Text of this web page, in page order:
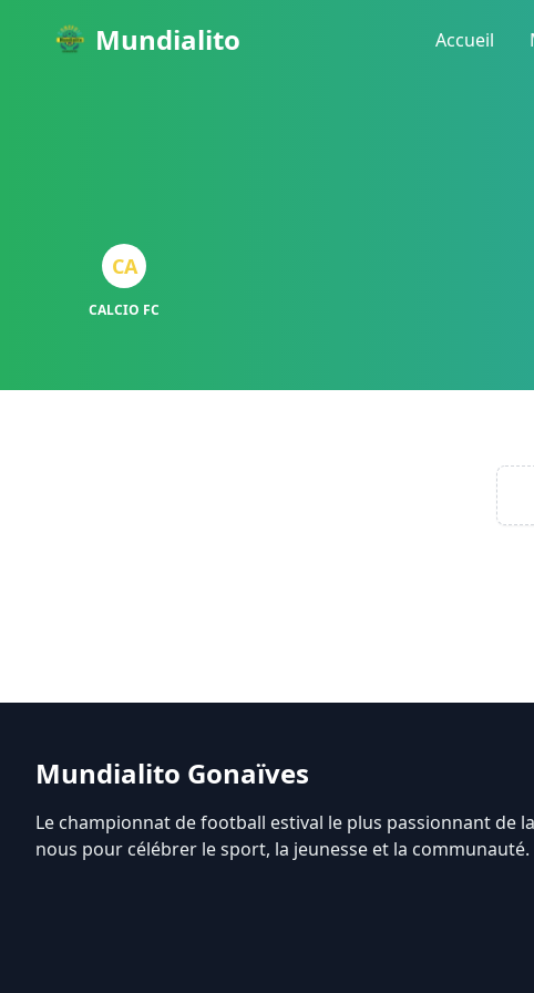
Mundialito Accueil
CA
CALCIO FC
Mundialito Gonaïves
Le championnat de football estival le plus passionnant de
nous pour célébrer le sport, la jeunesse et la communauté.